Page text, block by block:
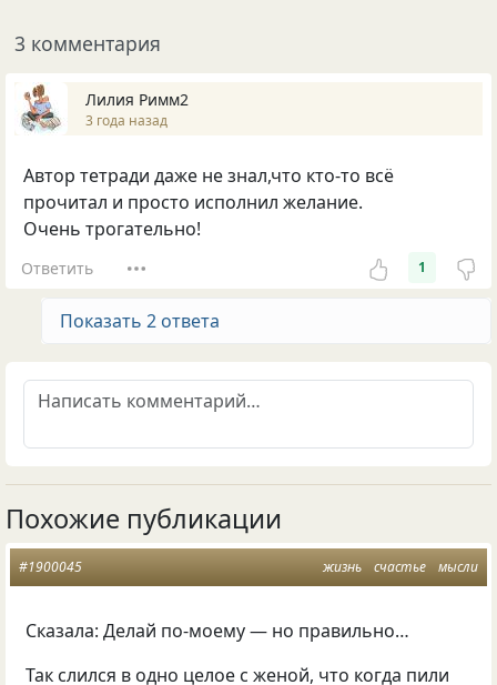
3 комментария
Лилия Римм2
3 года назад
Автор тетради даже не знал,что кто-то всё
прочитал и просто исполнил желание.
Очень трогательно!
Ответить 1
Показать 2 ответа
Похожие публикации
жизнь счастье мысли
#1900045
Сказала: Делай по-моему — но правильно…
Так слился в одно целое с женой, что когда пили